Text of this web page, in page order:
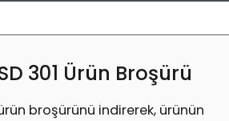
301 Ürün Broşürü
ürün broşürünü indirerek, ürünün